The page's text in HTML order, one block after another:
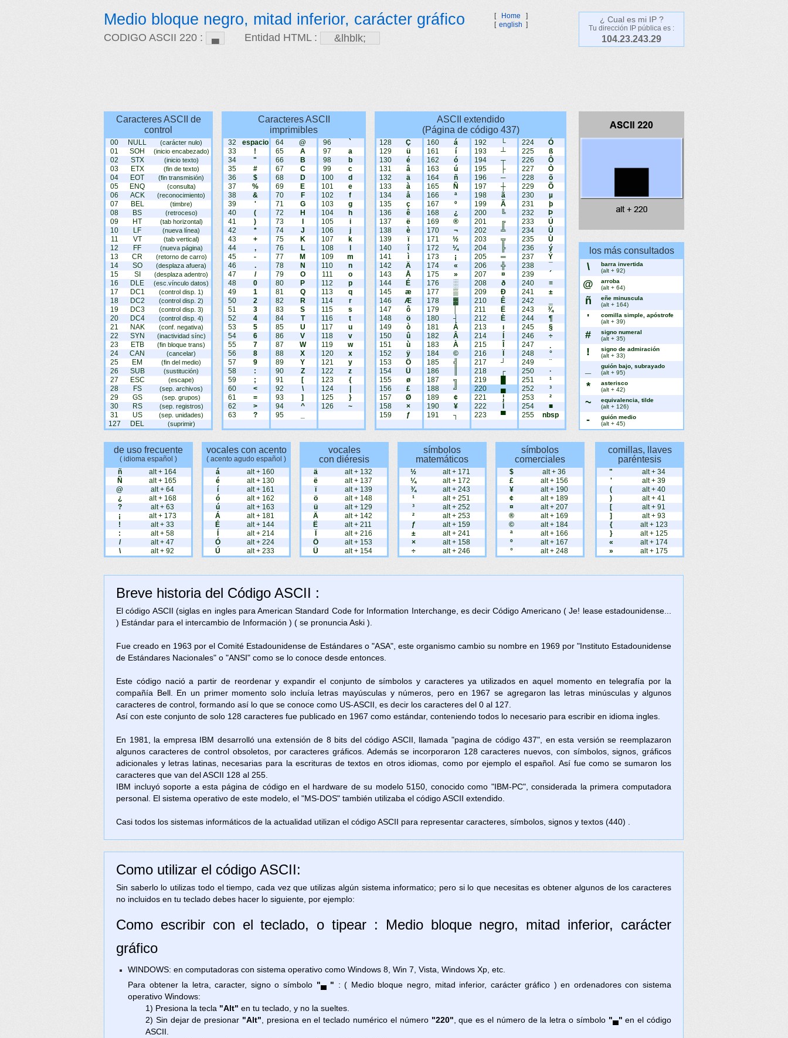
Medio bloque negro, mitad inferior, carácter gráfico
CODIGO ASCII 220 : Entidad HTML :
[ Home
]
[ english ]
¿ Cual es mi IP ?
Tu dirección IP pública es :
104.23.243.29
Caracteres ASCII de
control
00 NULL (carácter nulo)
01 SOH (inicio encabezado)
02 STX (inicio texto)
03 ETX (fin de texto)
04 EOT (fin transmisión)
05 ENQ (consulta)
06 ACK (reconocimiento)
07 BEL (timbre)
08 BS (retroceso)
09 HT (tab horizontal)
10 LF (nueva línea)
11 VT (tab vertical)
12 FF (nueva página)
13 CR (retorno de carro)
14 SO (desplaza afuera)
15 SI (desplaza adentro)
16 DLE (esc.vínculo datos)
17 DC1 (control disp. 1)
18 DC2 (control disp. 2)
19 DC3 (control disp. 3)
20 DC4 (control disp. 4)
21 NAK (conf. negativa)
22 SYN (inactividad sínc)
23 ETB (fin bloque trans)
24 CAN (cancelar)
25 EM (fin del medio)
26 SUB (sustitución)
27 ESC (escape)
28 FS (sep. archivos)
29 GS (sep. grupos)
30 RS (sep. registros)
31 US (sep. unidades)
127 DEL (suprimir)
Caracteres ASCII
imprimibles
32
espacio
33
!
34
"
35
#
36
$
37
%
38
&
39
'
40
(
41
)
42
*
43
+
44
,
45
-
46
.
47
/
48
0
49
1
50
2
51
3
52
4
53
5
54
6
55
7
56
8
57
9
58
:
59
;
60
<
61
=
62
>
63
?
64
@
65
A
66
B
67
C
68
D
69
E
70
F
71
G
72
H
73
74
J
75
K
76
L
77
M
78
N
79
O
80
P
81
Q
82
R
83
S
84
T
85
U
86
V
87
W
88
X
89
Y
90
Z
91
[
92
\
93
]
94
^
95
96
`
97
a
98
b
99
c
100
d
101
e
102
f
103
g
104
h
105
i
106
j
107
k
108
109
m
110
n
111
o
112
p
113
q
114
r
115
s
116
t
117
u
118
v
119
w
120
x
121
y
122
z
123
{
124
125
}
126
~
ASCII extendido
(Página de código 437)
128
Ç
129
ü
130
é
131
â
132
ä
133
à
134
å
135
ç
136
ê
137
ë
138
è
139
ï
140
î
141
ì
142
Ä
143
Å
144
É
145
æ
146
Æ
147
ô
148
ö
149
ò
150
û
151
ù
152
ÿ
153
Ö
154
Ü
155
ø
156
£
157
Ø
158
×
159
ƒ
160
á
161
í
162
ó
163
ú
164
ñ
165
Ñ
166
ª
167
º
168
¿
169
®
170
¬
171
½
172
¼
173
¡
174
«
175
»
176
░
177
▒
178
▓
179
180
┤
181
Á
182
Â
183
À
184
©
185
╣
186
187
╗
188
╝
189
¢
190
¥
191
┐
192
└
193
┴
194
┬
195
├
196
─
197
┼
198
ã
199
Ã
200
╚
201
╔
202
╩
203
╦
204
╠
205
═
206
╬
207
¤
208
ð
209
Ð
210
Ê
211
Ë
212
È
213
ı
214
215
216
217
┘
218
┌
219
220
▄
221
¦
222
223
▀
224
Ó
225
ß
226
Ô
227
Ò
228
õ
229
Õ
230
µ
231
þ
232
Þ
233
Ú
234
Û
235
Ù
236
ý
237
Ý
238
239
´
240
≡
241
±
242
243
¾
244
¶
245
§
246
÷
247
248
°
249
¨
250
·
251
¹
252
³
253
²
254
■
255
nbsp
los más consultados
\
barra invertida
(alt + 92)
@
arroba
(alt + 64)
ñ
eñe minuscula
(alt + 164)
'
comilla simple, apóstrofe
(alt + 39)
#
signo numeral
(alt + 35)
!
signo de admiración
(alt + 33)
guión bajo, subrayado
(alt + 95)
*
asterisco
(alt + 42)
~
equivalencia, tilde
(alt + 126)
-
guión medio
(alt + 45)
de uso frecuente
( idioma español )
ñ
alt + 164
Ñ
alt + 165
@
alt + 64
¿
alt + 168
?
alt + 63
¡
alt + 173
!
alt + 33
:
alt + 58
/
alt + 47
\
alt + 92
vocales con acento
( acento agudo español )
á
alt + 160
é
alt + 130
í
alt + 161
ó
alt + 162
ú
alt + 163
Á
alt + 181
É
alt + 144
alt + 214
Ó
alt + 224
Ú
alt + 233
vocales
con diéresis
ä
alt + 132
ë
alt + 137
ï
alt + 139
ö
alt + 148
ü
alt + 129
Ä
alt + 142
Ë
alt + 211
alt + 216
Ö
alt + 153
Ü
alt + 154
símbolos
matemáticos
½
alt + 171
¼
alt + 172
¾
alt + 243
¹
alt + 251
³
alt + 252
²
alt + 253
ƒ
alt + 159
±
alt + 241
×
alt + 158
÷
alt + 246
símbolos
comerciales
$
alt + 36
£
alt + 156
¥
alt + 190
¢
alt + 189
¤
alt + 207
®
alt + 169
©
alt + 184
ª
alt + 166
º
alt + 167
°
alt + 248
comillas, llaves
paréntesis
"
alt + 34
'
alt + 39
(
alt + 40
)
alt + 41
[
alt + 91
]
alt + 93
{
alt + 123
}
alt + 125
«
alt + 174
»
alt + 175
Breve historia del Código ASCII :
El código ASCII (siglas en ingles para American Standard Code for Information Interchange, es decir Código Americano ( Je! lease estadounidense...
) Estándar para el intercambio de Información ) ( se pronuncia Aski ).
Fue creado en 1963 por el Comité Estadounidense de Estándares o "ASA", este organismo cambio su nombre en 1969 por "Instituto Estadounidense
de Estándares Nacionales" o "ANSI" como se lo conoce desde entonces.
Este código nació a partir de reordenar y expandir el conjunto de símbolos y caracteres ya utilizados en aquel momento en telegrafía por la
compañía Bell. En un primer momento solo incluía letras mayúsculas y números, pero en 1967 se agregaron las letras minúsculas y algunos
caracteres de control, formando así lo que se conoce como US-ASCII, es decir los caracteres del 0 al 127.
Así con este conjunto de solo 128 caracteres fue publicado en 1967 como estándar, conteniendo todos lo necesario para escribir en idioma ingles.
En 1981, la empresa IBM desarrolló una extensión de 8 bits del código ASCII, llamada "pagina de código 437", en esta versión se reemplazaron
algunos caracteres de control obsoletos, por caracteres gráficos. Además se incorporaron 128 caracteres nuevos, con símbolos, signos, gráficos
adicionales y letras latinas, necesarias para la escrituras de textos en otros idiomas, como por ejemplo el español. Así fue como se sumaron los
caracteres que van del ASCII 128 al 255.
IBM incluyó soporte a esta página de código en el hardware de su modelo 5150, conocido como "IBM-PC", considerada la primera computadora
personal. El sistema operativo de este modelo, el "MS-DOS" también utilizaba el código ASCII extendido.
Casi todos los sistemas informáticos de la actualidad utilizan el código ASCII para representar caracteres, símbolos, signos y textos (440) .
Como utilizar el código ASCII:
Sin saberlo lo utilizas todo el tiempo, cada vez que utilizas algún sistema informatico; pero si lo que necesitas es obtener algunos de los caracteres
no incluidos en tu teclado debes hacer lo siguiente, por ejemplo:
Como escribir con el teclado, o tipear : Medio bloque negro, mitad inferior, carácter
gráfico
WINDOWS: en computadoras con sistema operativo como Windows 8, Win 7, Vista, Windows Xp, etc.
Para obtener la letra, caracter, signo o símbolo "▄ " : ( Medio bloque negro, mitad inferior, carácter gráfico ) en ordenadores con sistema
operativo Windows:
1) Presiona la tecla "Alt" en tu teclado, y no la sueltes.
2) Sin dejar de presionar "Alt" , presiona en el teclado numérico el número "220" , que es el número de la letra o símbolo "▄" en el código
ASCII.